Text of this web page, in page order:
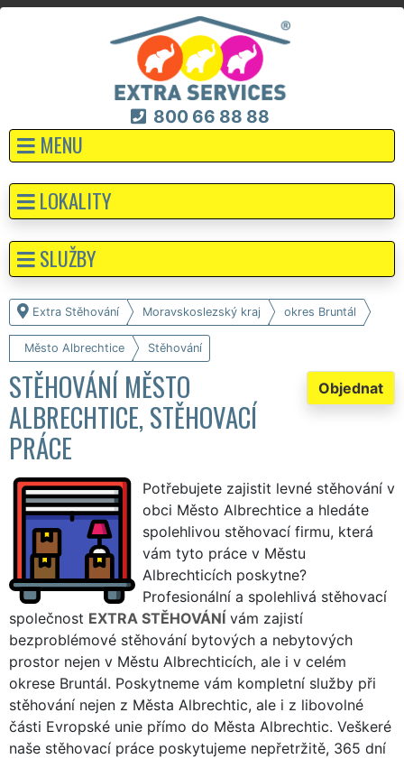
800 66 88 88
MENU
Extra Stěhování Moravskoslezský kraj okres Bruntál
Město Albrechtice Stěhování
Objednat
STĚHOVÁNÍ MĚSTO
ALBRECHTICE, STĚHOVACÍ
PRÁCE
Potřebujete zajistit levné stěhování v
obci Město Albrechtice a hledáte
spolehlivou stěhovací firmu, která
vám tyto práce v Městu
Albrechticích poskytne?
Profesionální a spolehlivá stěhovací
společnost EXTRA STĚHOVÁNÍ vám zajistí
bezproblémové stěhování bytových a nebytových
prostor nejen v Městu Albrechticích, ale i v celém
okrese Bruntál. Poskytneme vám kompletní služby při
stěhování nejen z Města Albrechtic, ale i z libovolné
části Evropské unie přímo do Města Albrechtic. Veškeré
naše stěhovací práce poskytujeme nepřetržitě, 365 dní
LOKALITY
SLUŽBY